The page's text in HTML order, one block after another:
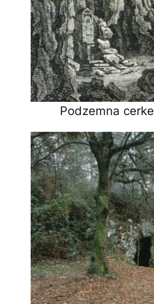
Podzemna